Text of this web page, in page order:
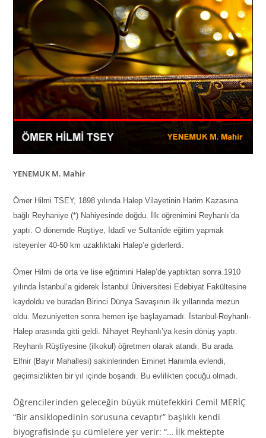
YENEMUK M. Mahir
Ömer Hilmi TSEY, 1898 yılında Halep Vilayetinin Harim Kazasına
bağlı Reyhaniye (*) Nahiyesinde doğdu. İlk öğrenimini Reyhanlı’da
yaptı. O dönemde Rüştiye, İdadî ve Sultanîde eğitim yapmak
isteyenler 40-50 km uzaklıktaki Halep’e giderlerdi.
Ömer Hilmi de orta ve lise eğitimini Halep’de yaptıktan sonra 1910
yılında İstanbul’a giderek İstanbul Üniversitesi Edebiyat Fakültesine
kaydoldu ve buradan Birinci Dünya Savaşının ilk yıllarında mezun
oldu. Mezuniyetten sonra hemen işe başlayamadı. İstanbul-Reyhanlı-
Halep arasında gitti geldi. Nihayet Reyhanlı’ya kesin dönüş yaptı.
Reyhanlı Rüştîyesine (ilkokul) öğretmen olarak atandı. Bu arada
Elfnir (Bayır Mahallesi) sakinlerinden Eminet Hanımla evlendi,
geçimsizlikten bir yıl içinde boşandı. Bu evlilikten çocuğu olmadı.
Öğrencilerinden geleceğin büyük mütefekkiri Cemil MERİÇ
“Bir ansiklopedinin sorusuna cevaptır” başlıklı kendi
biyografisinde şu cümlelere yer verir: “… İlk mektepte